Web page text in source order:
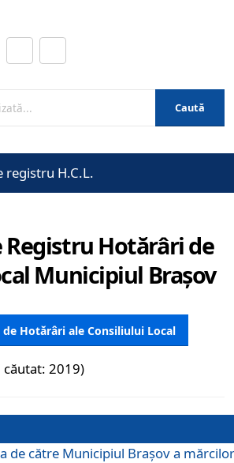
Caută
registru H.C.L.
Registru Hotărâri de
Municipiul Brașov
Hotărâri ale Consiliului Local
căutat: 2019)
de către Municipiul Brașov a mărcilor